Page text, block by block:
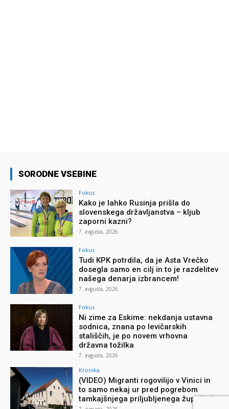
SORODNE VSEBINE
Fokus
Kako je lahko Rusinja prišla do
slovenskega državljanstva – kljub
zaporni kazni?
7. avgusta, 2026
Fokus
Tudi KPK potrdila, da je Asta Vrečko
dosegla samo en cilj in to je razdelitev
našega denarja izbrancem!
7. avgusta, 2026
Fokus
Ni zime za Eskime: nekdanja ustavna
sodnica, znana po levičarskih
stališčih, je po novem vrhovna
državna tožilka
7. avgusta, 2026
Kronika
(VIDEO) Migranti rogovilijo v Vinici in
to samo nekaj ur pred pogrebom
tamkajšnjega priljubljenega župnika!